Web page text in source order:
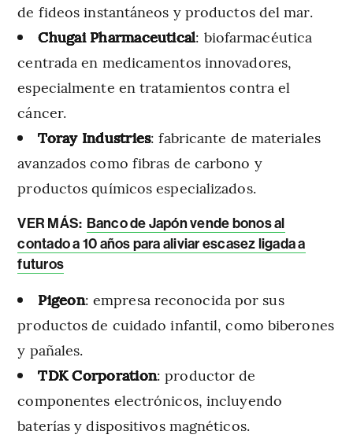
de fideos instantáneos y productos del mar.
Chugai Pharmaceutical: biofarmacéutica
centrada en medicamentos innovadores,
especialmente en tratamientos contra el
cáncer.
Toray Industries: fabricante de materiales
avanzados como fibras de carbono y
productos químicos especializados.
VER MÁS: Banco de Japón vende bonos al
contado a 10 años para aliviar escasez ligada a
futuros
Pigeon: empresa reconocida por sus
productos de cuidado infantil, como biberones
y pañales.
TDK Corporation: productor de
componentes electrónicos, incluyendo
baterías y dispositivos magnéticos.